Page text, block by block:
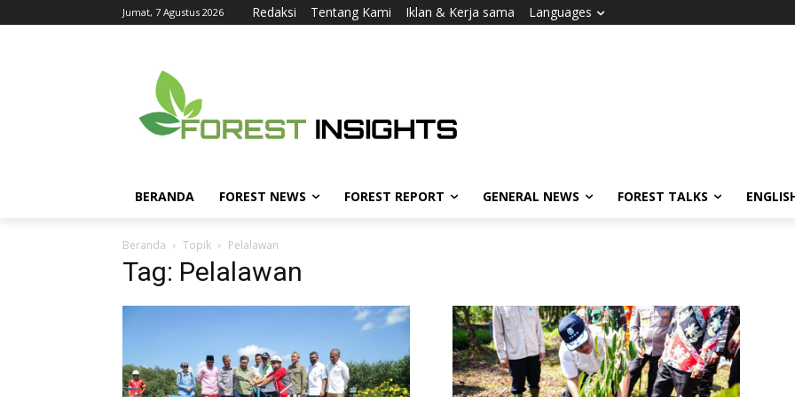
Jumat, 7 Agustus 2026 Redaksi Tentang Kami Iklan & Kerja sama Languages
BERANDA FOREST NEWS FOREST REPORT GENERAL NEWS FOREST TALKS
Beranda Topik Pelalawan
Tag: Pelalawan